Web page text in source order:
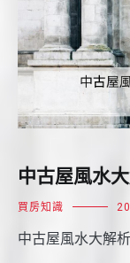
中古屋風水
買房知識
中古屋風水大解